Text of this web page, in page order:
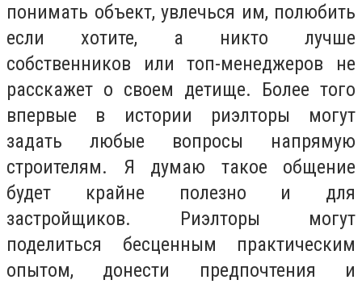
понимать объект, увлечься им, полюбить
если хотите, а никто лучше
собственников или топ-менеджеров не
расскажет о своем детище. Более того
впервые в истории риэлторы могут
задать любые вопросы напрямую
строителям. Я думаю такое общение
будет крайне полезно и для
застройщиков. Риэлторы могут
поделиться бесценным практическим
опытом, донести предпочтения и